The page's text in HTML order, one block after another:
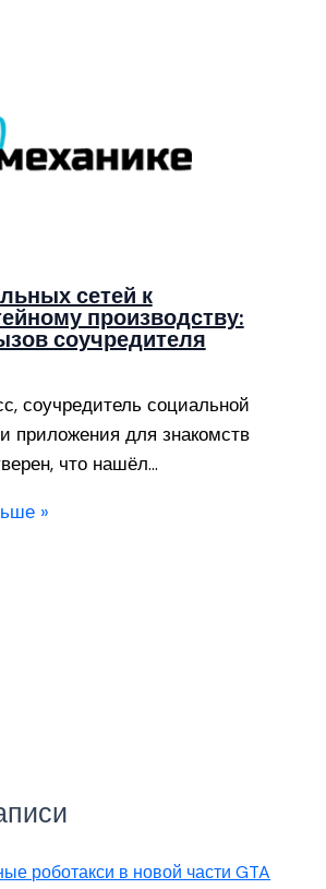
сетей к
производству:
соучредителя
соучредитель социальной
приложения для знакомств
что нашёл…
»
роботакси в новой части GTA